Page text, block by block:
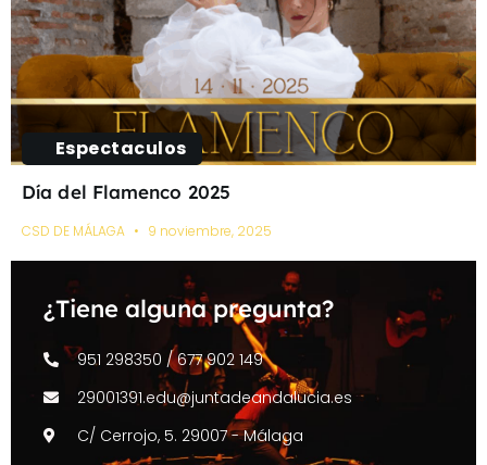
Espectaculos
Día del Flamenco 2025
CSD DE MÁLAGA 9 noviembre, 2025
¿Tiene alguna pregunta?
951 298350 / 677 902 149
29001391.edu@juntadeandalucia.es
C/ Cerrojo, 5. 29007 - Málaga